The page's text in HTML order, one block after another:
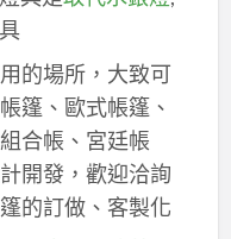
的場所，大致可
篷、歐式帳篷、
合帳、宮廷帳
開發，歡迎洽詢
的訂做、客製化